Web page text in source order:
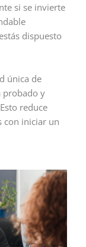
si se invierte
dispuesto
única de
probado y
reduce
con iniciar un